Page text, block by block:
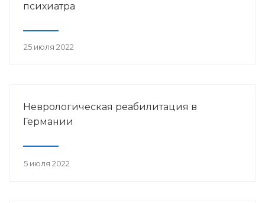
психиатра
25 июля 2022
Неврологическая реабилитация в
Германии
5 июля 2022